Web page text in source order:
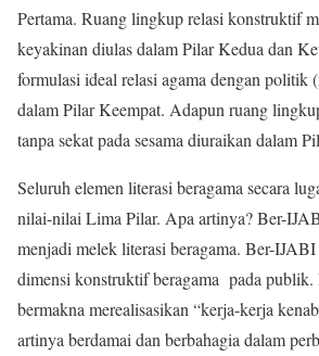
Pertama. Ruang lingkup relasi konstruktif
keyakinan diulas dalam Pilar Kedua dan
formulasi ideal relasi agama dengan politik
dalam Pilar Keempat. Adapun ruang
tanpa sekat pada sesama diuraikan dalam
Seluruh elemen literasi beragama secara
nilai-nilai Lima Pilar. Apa artinya? Ber-
menjadi melek literasi beragama. Ber-
dimensi konstruktif beragama pada
bermakna merealisasikan “kerja-kerja
artinya berdamai dan berbahagia dalam